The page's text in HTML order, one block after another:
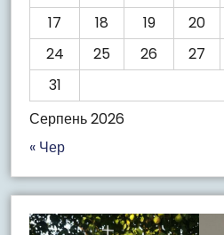
Серпень 2026
17
18 19 20
24
25 26 27
31
« Чер